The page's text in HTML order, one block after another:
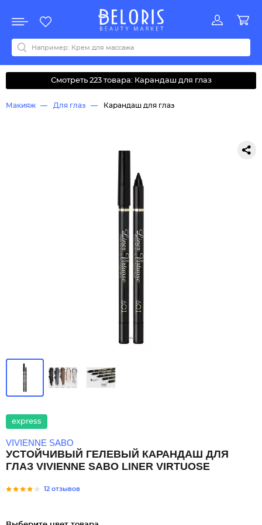
Акции
Все бренды
0-9ABCDEFGHIJKLMNOPQRSTUVWYZАБВДЗИМОКЛНПРСТУФ
Смотреть 223 товара: Карандаш для глаз
Макияж Для глаз Карандаш для глаз
express
VIVIENNE SABO
УСТОЙЧИВЫЙ ГЕЛЕВЫЙ КАРАНДАШ ДЛЯ
ГЛАЗ VIVIENNE SABO LINER VIRTUOSE
12 отзывов